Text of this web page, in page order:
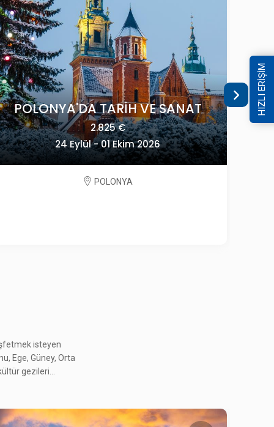
isteyen
Ege, Güney, Orta
gezileri...
KELEBEKLER VADİS
HIZLI ERİŞİM